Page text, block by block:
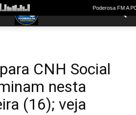
CNH Social
nesta
(16); veja